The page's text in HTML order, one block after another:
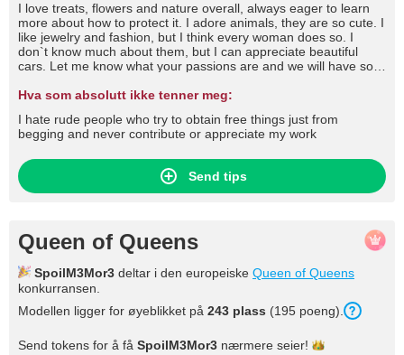
I love treats, flowers and nature overall, always eager to learn
more about how to protect it. I adore animals, they are so cute. I
like jewelry and fashion, but I think every woman does so. I
don`t know much about them, but I can appreciate beautiful
cars. Let me know what your passions are and we will have so
rushing or pushing. We all have our limits, but I am sure we can
think?/ I hate one minute guys, I am the type of woman who
loves to take her time in reaching the absolute sublime pleasure.
Hva som absolutt ikke tenner meg:
I hate rude people who try to obtain free things just from
begging and never contribute or appreciate my work
Send tips
Queen of Queens
SpoilM3Mor3 deltar i den europeiske Queen of Queens
konkurransen.
Modellen ligger for øyeblikket på 243 plass (195 poeng).
Send tokens for å få SpoilM3Mor3 nærmere seier!